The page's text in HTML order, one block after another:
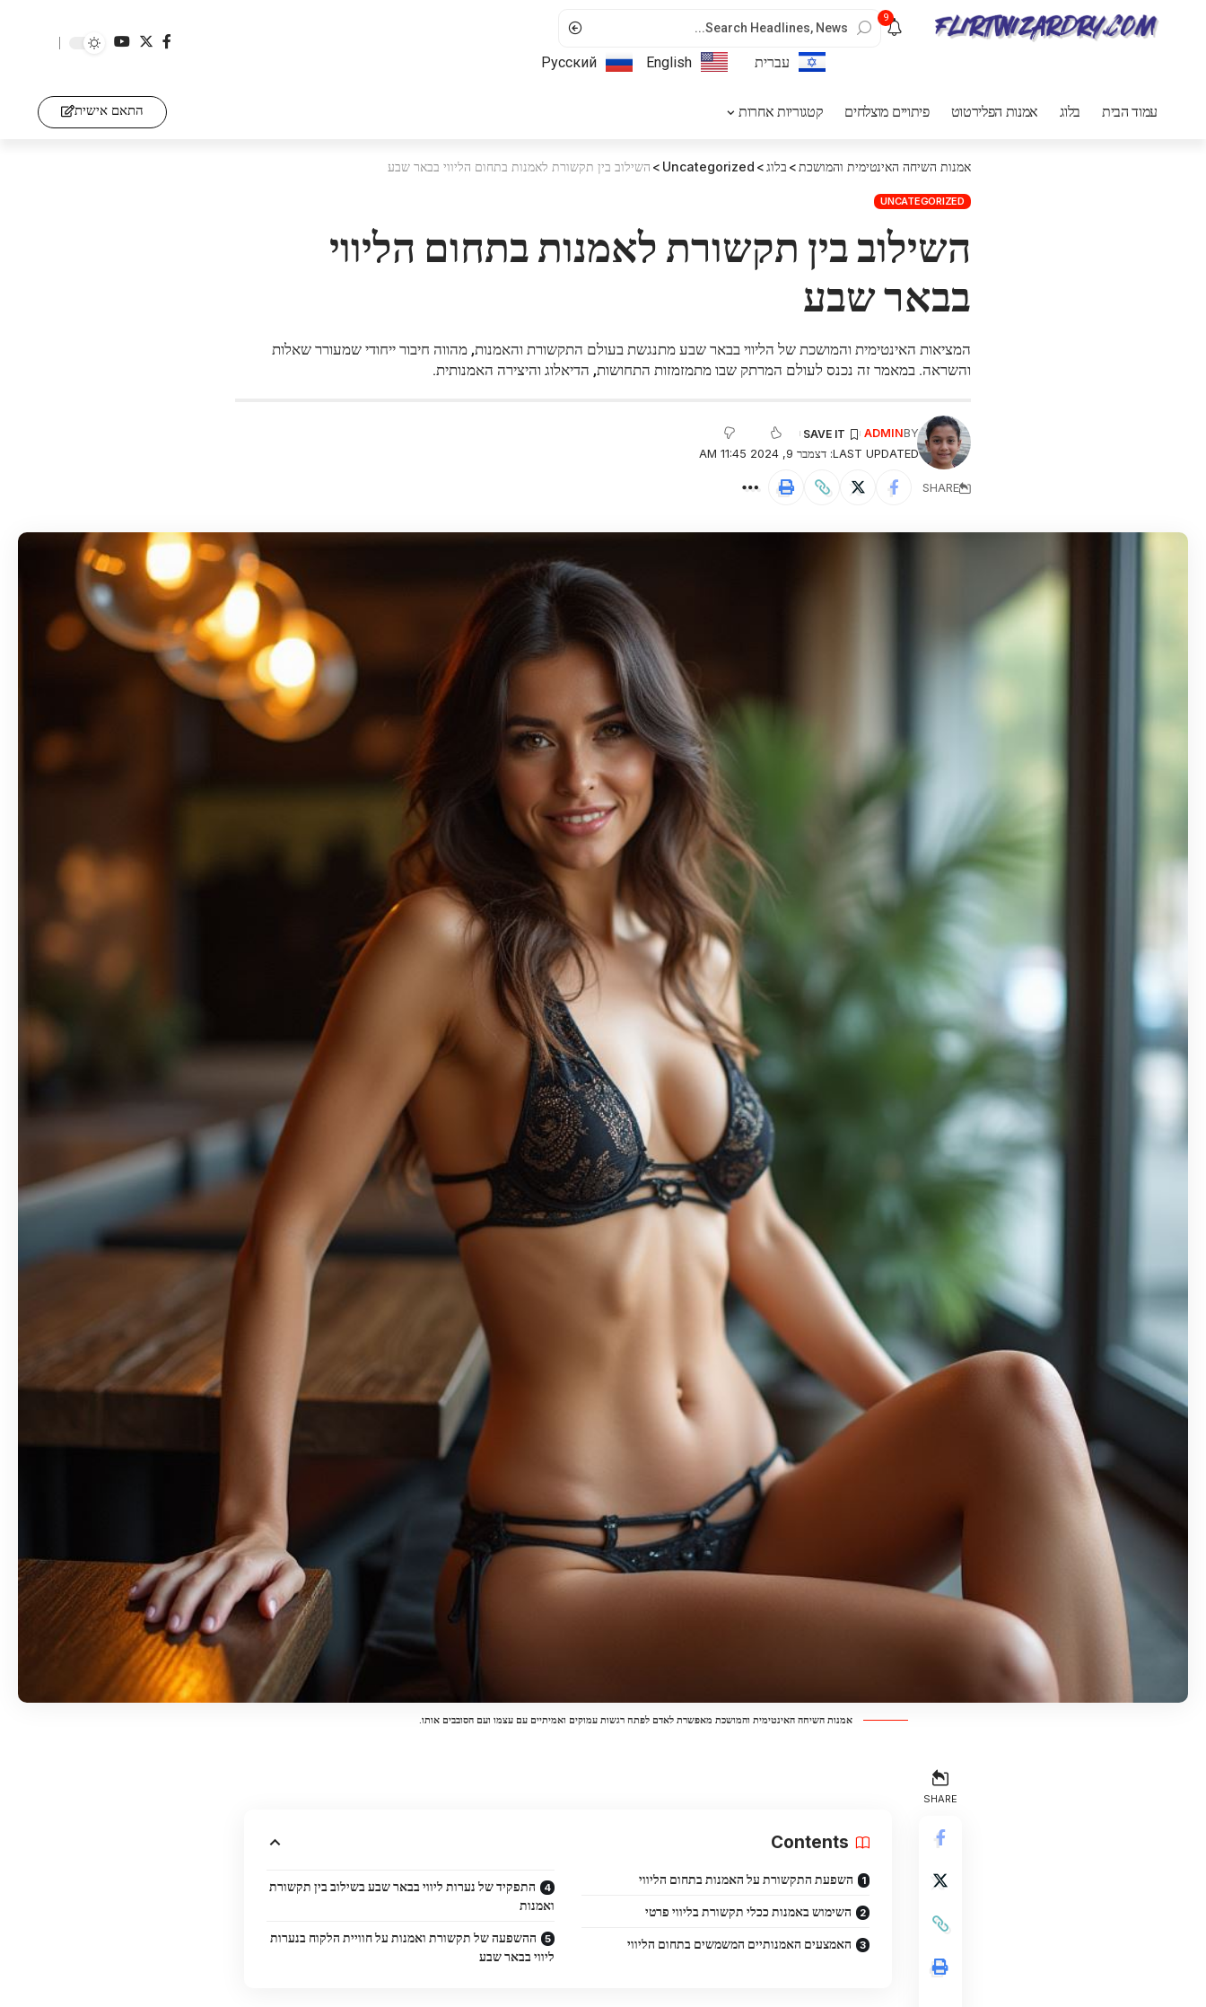
9
עברית English
Русский
עמוד הבית בלוג אמנות הפלירטוט פיתויים מוצלחים קטגוריות אחרות התאם אישית
אמנות השיחה האינטימית והמושכת > בלוג>
Uncategorized
> השילוב בין תקשורת לאמנות בתחום הליווי בבאר שבע
UNCATEGORIZED
השילוב בין תקשורת לאמנות בתחום הליווי
בבאר שבע
המציאות האינטימית והמושכת של הליווי בבאר שבע מתנגשת בעולם התקשורת והאמנות, מהווה חיבור ייחודי שמעורר שאלות
והשראה. במאמר זה נכנס לעולם המרתק שבו מתמזמזות התחושות, הדיאלוג והיצירה האמנותית.
LAST UPDATED: דצמבר 9, 2024 11:45 AM
BY
ADMIN
SHARE
אמנות השיחה האינטימית והמושכת מאפשרת לאדם לפתח רגשות עמוקים ואמיתיים עם עצמו ועם הסובבים אותו.
SHARE
Contents
השפעת התקשורת על האמנות בתחום הליווי
השימוש באמנות ככלי תקשורת בליווי פרטי
האמצעים האמנותיים המשמשים בתחום הליווי
התפקיד של נערות ליווי בבאר שבע בשילוב בין תקשורת
ואמנות
ההשפעה של תקשורת ואמנות על חוויית הלקוח בנערות
ליווי בבאר שבע